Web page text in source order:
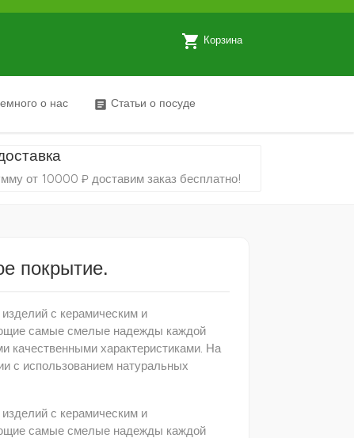
local_grocery_store Корзина
о нас article Статьи о посуде
от 10000 ₽ доставим заказ бесплатно!
покрытие.
с керамическим и
самые смелые надежды каждой
качественными характеристиками. На
с использованием натуральных
с керамическим и
самые смелые надежды каждой